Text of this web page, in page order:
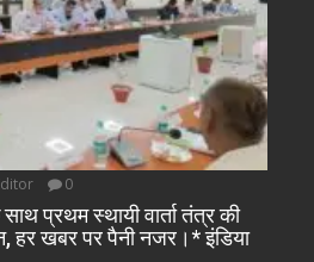
0
प्रथम स्थायी वार्ता तंत्र की
हर खबर पर पैनी नजर।* इंडिया